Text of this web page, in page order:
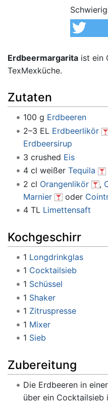
Erdbeermargarita ist ein
TexMexküche.
Zutaten
100 g Erdbeeren
2–3 EL Erdbeerlikör
Erdbeersirup
3 crushed Eis
4 cl weißer Tequila
2 cl Orangenlikör ,
Marnier
oder
4 TL Limettensaft
Kochgeschirr
1 Longdrinkglas
1 Cocktailsieb
1 Schüssel
1 Shaker
1 Zitruspresse
1 Mixer
1 Sieb
Zubereitung
Die Erdbeeren in
über ein Cocktailsieb